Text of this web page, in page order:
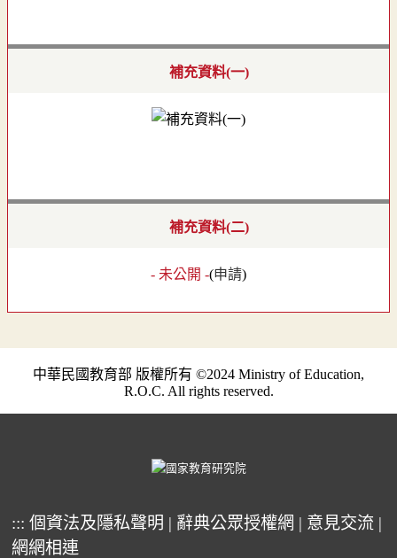
補充資料(一)
補充資料(二)
- 未公開 -(申請)
中華民國教育部 版權所有 ©2024 Ministry of Education,
R.O.C. All rights reserved.
::: 個資法及隱私聲明 | 辭典公眾授權網 | 意見交流 |
網網相連